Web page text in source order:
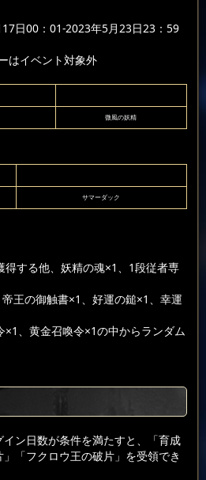
日00：01-2023年5月23日23：59
はイベント対象外
微風の妖精
サマーダック
する他、妖精の魂×1、1段従者専
王の御触書×1、好運の鎚×1、幸運
、黄金召喚令×1の中からランダム
ン日数が条件を満たすと、「育成
「フクロウ王の破片」を受領でき